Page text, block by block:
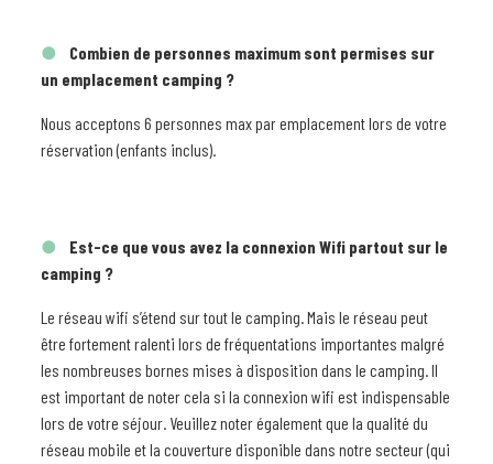
Combien de personnes maximum sont permises sur
un emplacement camping ?
Nous acceptons 6 personnes max par emplacement lors de votre
réservation (enfants inclus).
Est-ce que vous avez la connexion Wifi partout sur le
camping ?
Le réseau wifi s’étend sur tout le camping. Mais le réseau peut
être fortement ralenti lors de fréquentations importantes malgré
les nombreuses bornes mises à disposition dans le camping. Il
est important de noter cela si la connexion wifi est indispensable
lors de votre séjour. Veuillez noter également que la qualité du
réseau mobile et la couverture disponible dans notre secteur (qui